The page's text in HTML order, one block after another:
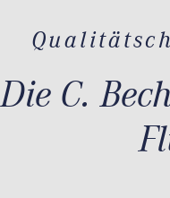
Die C.